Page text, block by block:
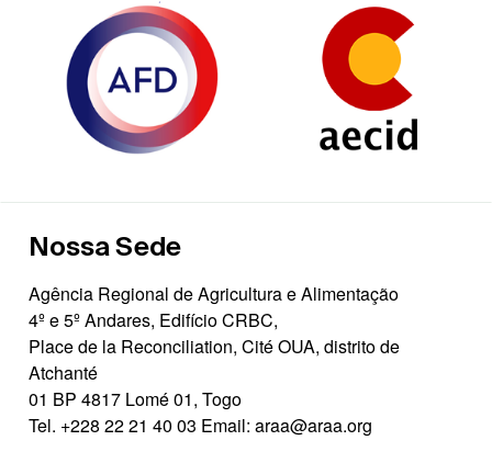
Nossa Sede
Agência Regional de Agricultura e Alimentação
4º e 5º Andares, Edifício CRBC,
Place de la Reconciliation, Cité OUA, distrito de
Atchanté
01 BP 4817 Lomé 01, Togo
Tel. +228 22 21 40 03 Email: araa@araa.org